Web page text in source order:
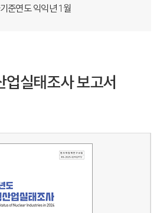
준연도 익익년 1월
실태조사 보고서